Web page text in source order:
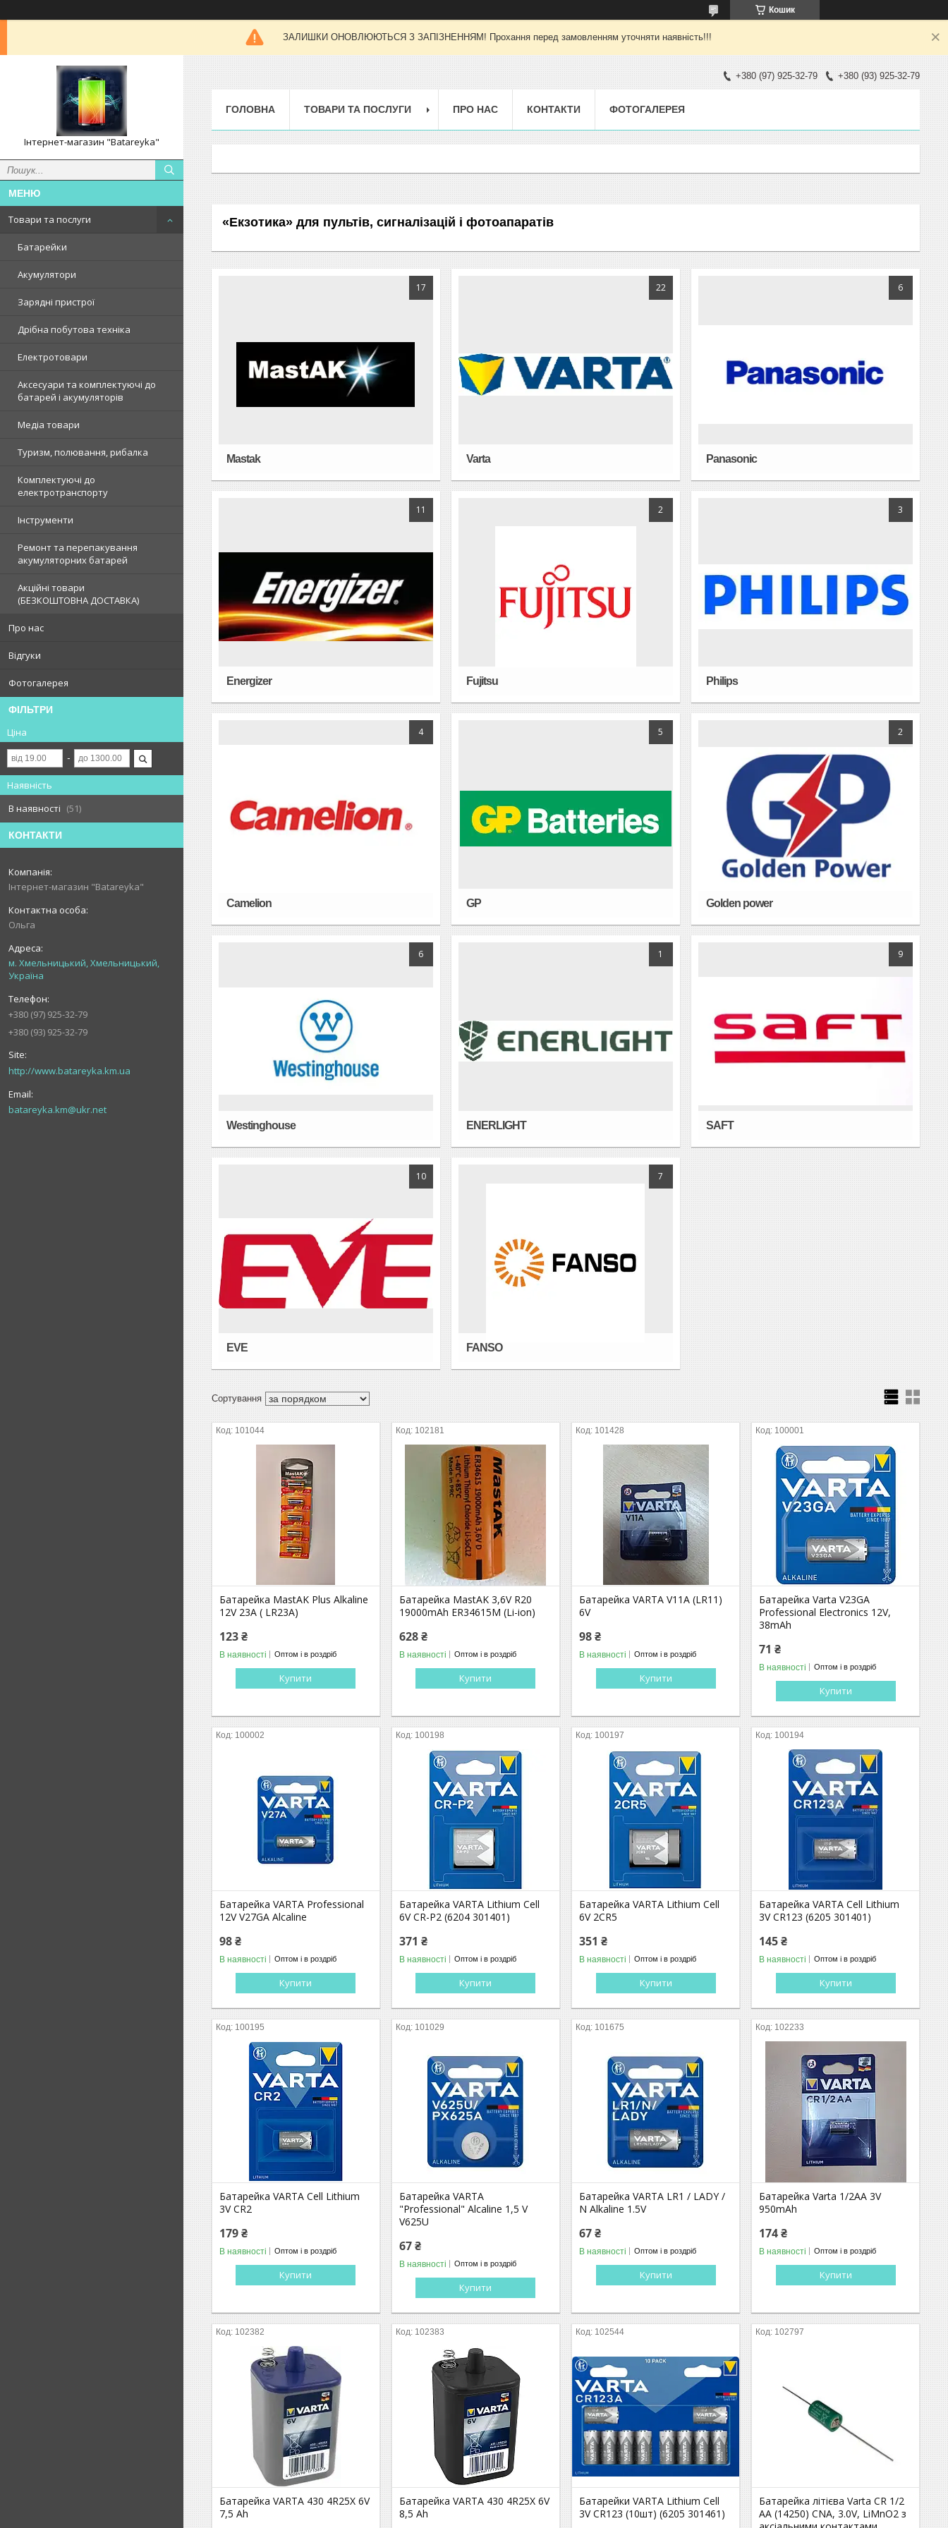
Кошик
ЗАЛИШКИ ОНОВЛЮЮТЬСЯ З ЗАПІЗНЕННЯМ! Прохання перед замовленням уточняти наявність!!!
Інтернет-магазин "Batareyka"
Товари та послуги
Батарейки
Акумулятори
Зарядні пристрої
Дрібна побутова техніка
Електротовари
Аксесуари та комплектуючі до
батарей і акумуляторів
Медіа товари
Туризм, полювання, рибалка
Комплектуючі до
електротранспорту
Інструменти
Ремонт та перепакування
акумуляторних батарей
Акційні товари
(БЕЗКОШТОВНА ДОСТАВКА)
Про нас
Відгуки
Фотогалерея
ФІЛЬТРИ
Ціна
Наявність
В наявності
51
КОНТАКТИ
Інтернет-магазин "Batareyka"
Ольга
м. Хмельницький, Хмельницький,
Україна
+380 (97) 925-32-79
+380 (93) 925-32-79
http://www.batareyka.km.ua
batareyka.km@ukr.net
+380 (97) 925-32-79 +380 (93) 925-32-79
ГОЛОВНА ТОВАРИ ТА ПОСЛУГИ ПРО НАС КОНТАКТИ ФОТОГАЛЕРЕЯ
«Екзотика» для пультів, сигналізацій і фотоапаратів
17
Mastak
22
Varta
6
Panasonic
11
Energizer
2
Fujitsu
3
Philips
4
Camelion
5
GP
2
Golden power
6
Westinghouse
1
ENERLIGHT
9
SAFT
10
EVE
7
FANSO
101044
Батарейка MastAK Plus Alkaline
12V 23A ( LR23A)
123 ₴
В наявності Оптом і в роздріб
Купити
102181
Батарейка MastAK 3,6V R20
19000mAh ER34615M (Li-ion)
628 ₴
В наявності Оптом і в роздріб
Купити
101428
Батарейка VARTA V11A (LR11)
6V
98 ₴
В наявності Оптом і в роздріб
Купити
100001
Батарейка Varta V23GA
Professional Electronics 12V,
38mAh
71 ₴
В наявності Оптом і в роздріб
Купити
100002
Батарейка VARTA Professional
12V V27GA Alcaline
98 ₴
В наявності Оптом і в роздріб
Купити
100198
Батарейка VARTA Lithium Cell
6V CR-P2 (6204 301401)
371 ₴
В наявності Оптом і в роздріб
Купити
100197
Батарейка VARTA Lithium Cell
6V 2CR5
351 ₴
В наявності Оптом і в роздріб
Купити
100194
Батарейка VARTA Cell Lithium
3V CR123 (6205 301401)
145 ₴
В наявності Оптом і в роздріб
Купити
100195
Батарейка VARTA Cell Lithium
3V CR2
179 ₴
В наявності Оптом і в роздріб
Купити
101029
Батарейка VARTA
"Professional" Alcaline 1,5 V
V625U
67 ₴
В наявності Оптом і в роздріб
Купити
101675
Батарейка VARTA LR1 / LADY /
N Alkaline 1.5V
67 ₴
В наявності Оптом і в роздріб
Купити
102233
Батарейка Varta 1/2AA 3V
950mAh
174 ₴
В наявності Оптом і в роздріб
Купити
102382
Батарейка VARTA 430 4R25X 6V
7,5 Ah
102383
Батарейка VARTA 430 4R25X 6V
8,5 Ah
102544
Батарейки VARTA Lithium Cell
3V CR123 (10шт) (6205 301461)
102797
Батарейка літієва Varta CR 1/2
AA (14250) CNA, 3.0V, LiMnO2 з